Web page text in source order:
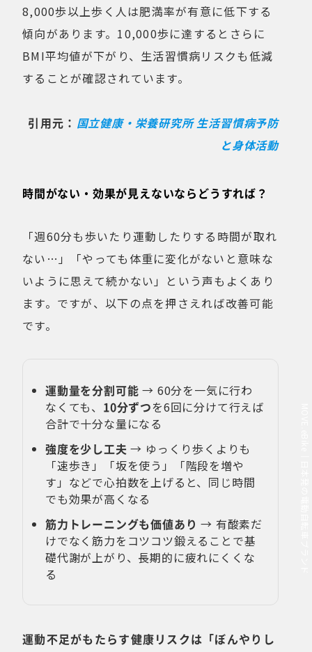
8,000歩以上歩く人は肥満率が有意に低下する
傾向があります。10,000歩に達するとさらに
BMI平均値が下がり、生活習慣病リスクも低減
することが確認されています。
引用元： 国立健康・栄養研究所 生活習慣病予防
と身体活動
時間がない・効果が見えないならどうすれば？
「週60分も歩いたり運動したりする時間が取れ
ない…」「やっても体重に変化がないと意味な
いように思えて続かない」という声もよくあり
ます。ですが、以下の点を押さえれば改善可能
です。
運動量を分割可能 → 60分を一気に行わ
なくても、 10分ずつを6回に分けて行えば
合計で十分な量になる
強度を少し工夫→ ゆっくり歩くよりも
「速歩き」「坂を使う」「階段を増や
す」などで心拍数を上げると、同じ時間
でも効果が高くなる
筋力トレーニングも価値あり → 有酸素だ
けでなく筋力をコツコツ鍛えることで基
礎代謝が上がり、長期的に疲れにくくな
る
運動不足がもたらす健康リスクは「ぼんやりし